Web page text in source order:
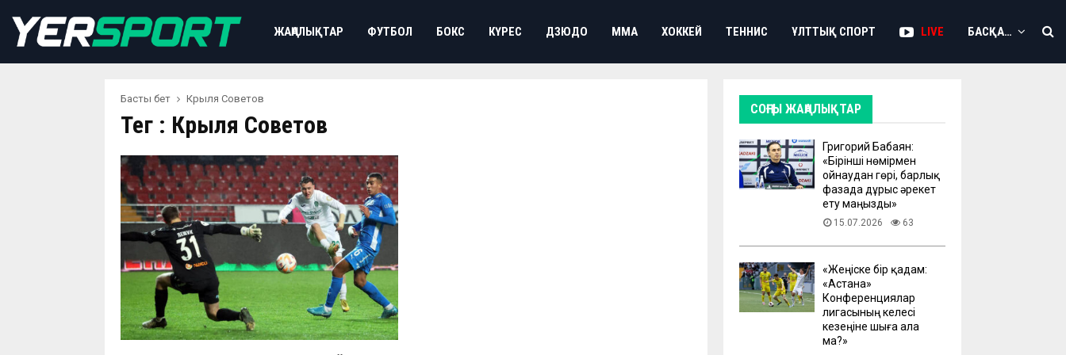
ЖАҢАЛЫҚТАР ФУТБОЛ БОКС КҮРЕС ДЗЮДО ММА ХОККЕЙ ТЕННИС ҰЛТТЫҚ СПОРТ LIVE БАСҚА…
Басты бет Крыля Советов
Тег : Крыля Советов
СОҢҒЫ ЖАҢАЛЫҚТАР
Григорий Бабаян:
«Бірінші нөмірмен
ойнаудан гөрі, барлық
фазада дұрыс әрекет
ету маңызды»
15.07.2026 63
«Жеңіске бір қадам:
«Астана»
Конференциялар
лигасының келесі
кезеңіне шыға ала
ма?»